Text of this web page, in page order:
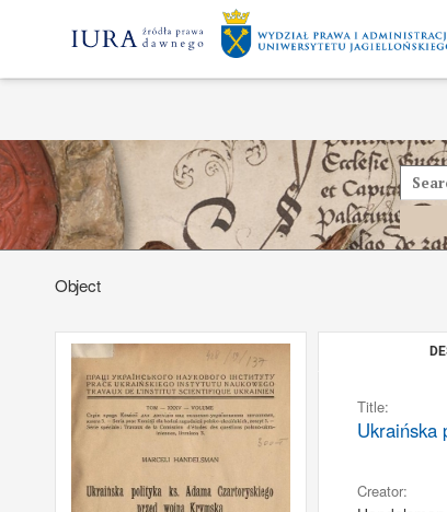
Object
Title:
Ukraińska
Creator: